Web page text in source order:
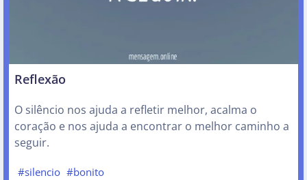
Reflexão
O silêncio nos ajuda a refletir melhor, acalma o
coração e nos ajuda a encontrar o melhor caminho a
seguir.
#silencio #bonito